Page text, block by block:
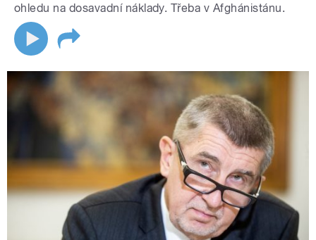
ohledu na dosavadní náklady. Třeba v Afghánistánu.